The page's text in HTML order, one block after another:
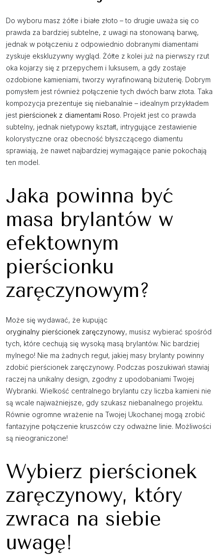
Do wyboru masz żółte i białe złoto – to drugie uważa się co
prawda za bardziej subtelne, z uwagi na stonowaną barwę,
jednak w połączeniu z odpowiednio dobranymi diamentami
zyskuje ekskluzywny wygląd. Żółte z kolei już na pierwszy rzut
oka kojarzy się z przepychem i luksusem, a gdy zostaje
ozdobione kamieniami, tworzy wyrafinowaną biżuterię. Dobrym
pomysłem jest również połączenie tych dwóch barw złota. Taka
kompozycja prezentuje się niebanalnie – idealnym przykładem
jest pierścionek z diamentami Roso. Projekt jest co prawda
subtelny, jednak nietypowy kształt, intrygujące zestawienie
kolorystyczne oraz obecność błyszczącego diamentu
sprawiają, że nawet najbardziej wymagające panie pokochają
ten model.
Jaka powinna być
masa brylantów w
efektownym
pierścionku
zaręczynowym?
Może się wydawać, że kupując
oryginalny pierścionek zaręczynowy, musisz wybierać spośród
tych, które cechują się wysoką masą brylantów. Nic bardziej
mylnego! Nie ma żadnych reguł, jakiej masy brylanty powinny
zdobić pierścionek zaręczynowy. Podczas poszukiwań stawiaj
raczej na unikalny design, zgodny z upodobaniami Twojej
Wybranki. Wielkość centralnego brylantu czy liczba kamieni nie
są wcale najważniejsze, gdy szukasz niebanalnego projektu.
Równie ogromne wrażenie na Twojej Ukochanej mogą zrobić
fantazyjne połączenie kruszców czy odważne linie. Możliwości
są nieograniczone!
Wybierz pierścionek
zaręczynowy, który
zwraca na siebie
uwagę!